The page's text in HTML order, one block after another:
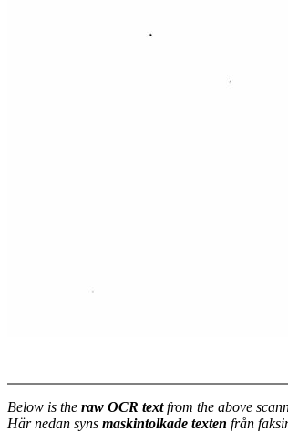
Below is the raw OCR textfrom the above
Här nedan syns maskintolkade texten från